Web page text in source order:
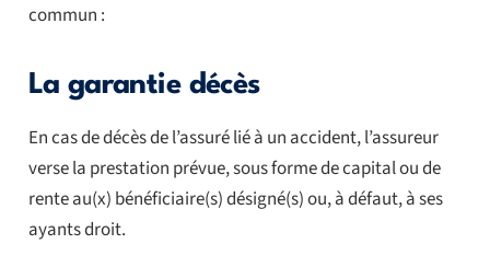
commun :
La garantie décès
En cas de décès de l’assuré lié à un accident, l’assureur
verse la prestation prévue, sous forme de capital ou de
rente au(x) bénéficiaire(s) désigné(s) ou, à défaut, à ses
ayants droit.